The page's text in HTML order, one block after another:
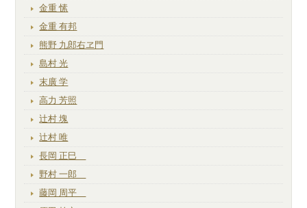
金重 愫
金重 有邦
熊野 九郎右ヱ門
島村 光
末廣 学
高力 芳照
辻村 塊
辻村 唯
長岡 正巳
野村 一郎
藤岡 周平